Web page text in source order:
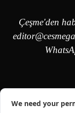
Çeşme'den